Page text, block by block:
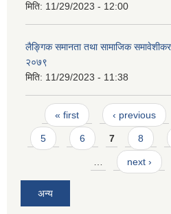
मिति: 11/29/2023 - 12:00
लैङ्गिक समानता तथा सामाजिक
२०७९
मिति: 11/29/2023 - 11:38
Pages
« first ‹ previous
5 6 7 8
next ›
अन्य